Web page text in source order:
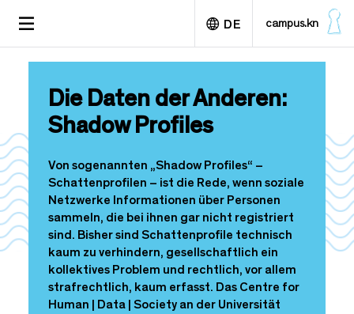
m
n
h
l
t
TOGGLE
DE campus.kn
Die Daten der Anderen:
Shadow Profiles
Von sogenannten „Shadow Profiles“ –
Schattenprofilen – ist die Rede, wenn soziale
Netzwerke Informationen über Personen
sammeln, die bei ihnen gar nicht registriert
sind. Bisher sind Schattenprofile technisch
kaum zu verhindern, gesellschaftlich ein
kollektives Problem und rechtlich, vor allem
strafrechtlich, kaum erfasst. Das Centre for
Human | Data | Society an der Universität